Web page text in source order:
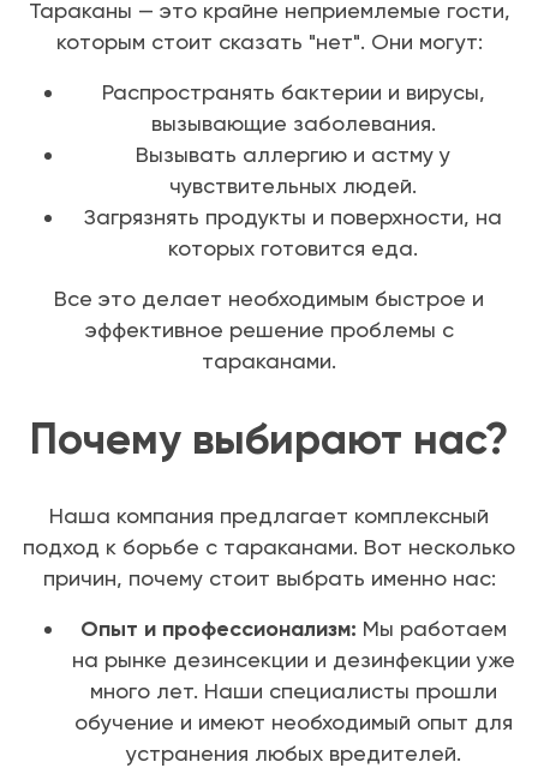
Тараканы — это крайне неприемлемые гости,
которым стоит сказать "нет". Они могут:
Распространять бактерии и вирусы,
вызывающие заболевания.
Вызывать аллергию и астму у
чувствительных людей.
Загрязнять продукты и поверхности, на
которых готовится еда.
Все это делает необходимым быстрое и
эффективное решение проблемы с
тараканами.
Почему выбирают нас?
Наша компания предлагает комплексный
подход к борьбе с тараканами. Вот несколько
причин, почему стоит выбрать именно нас:
Опыт и профессионализм: Мы работаем
на рынке дезинсекции и дезинфекции уже
много лет. Наши специалисты прошли
обучение и имеют необходимый опыт для
устранения любых вредителей.